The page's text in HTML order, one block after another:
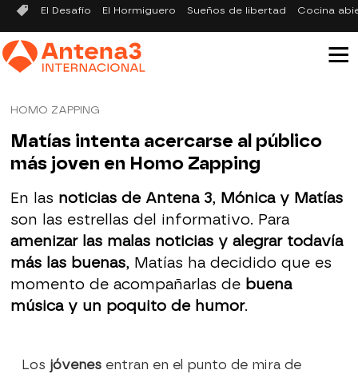
El Desafío El Hormiguero Sueños de libertad Cocina
HOMO ZAPPING
Matías intenta acercarse al público
más joven en Homo Zapping
En las noticias de Antena 3, Mónica y Matías
son las estrellas del informativo. Para
amenizar las malas noticias y alegrar todavía
más las buenas, Matías ha decidido que es
momento de acompañarlas debuena
música y un poquito de humor.
Los jóvenes entran en el punto de mira de